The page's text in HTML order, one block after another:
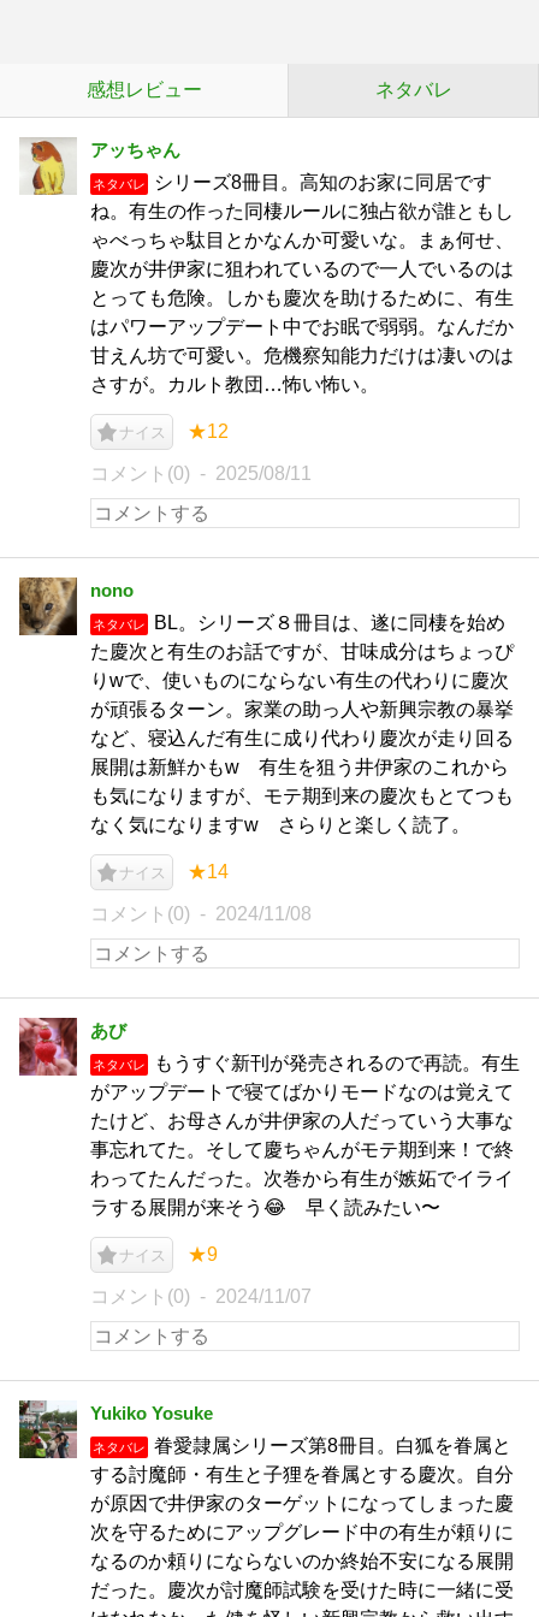
感想レビュー ネタバレ
アッちゃん
ネタバレ
シリーズ8冊目。高知のお家に同居です
ね。有生の作った同棲ルールに独占欲が誰ともし
ゃべっちゃ駄目とかなんか可愛いな。まぁ何せ、
慶次が井伊家に狙われているので一人でいるのは
とっても危険。しかも慶次を助けるために、有生
はパワーアップデート中でお眠で弱弱。なんだか
甘えん坊で可愛い。危機察知能力だけは凄いのは
さすが。カルト教団…怖い怖い。
ナイス ★12
コメント(0) 2025/08/11
nono
ネタバレ
BL。シリーズ８冊目は、遂に同棲を始め
た慶次と有生のお話ですが、甘味成分はちょっぴ
りwで、使いものにならない有生の代わりに慶次
が頑張るターン。家業の助っ人や新興宗教の暴挙
など、寝込んだ有生に成り代わり慶次が走り回る
展開は新鮮かもw 有生を狙う井伊家のこれから
も気になりますが、モテ期到来の慶次もとてつも
なく気になりますw さらりと楽しく読了。
ナイス ★14
コメント(0) 2024/11/08
あび
ネタバレ
もうすぐ新刊が発売されるので再読。有生
がアップデートで寝てばかりモードなのは覚えて
たけど、お母さんが井伊家の人だっていう大事な
事忘れてた。そして慶ちゃんがモテ期到来！で終
わってたんだった。次巻から有生が嫉妬でイライ
ラする展開が来そう😂 早く読みたい〜
ナイス ★9
コメント(0) 2024/11/07
Yukiko Yosuke
ネタバレ
眷愛隷属シリーズ第8冊目。白狐を眷属と
する討魔師・有生と子狸を眷属とする慶次。自分
が原因で井伊家のターゲットになってしまった慶
次を守るためにアップグレード中の有生が頼りに
なるのか頼りにならないのか終始不安になる展開
だった。慶次が討魔師試験を受けた時に一緒に受